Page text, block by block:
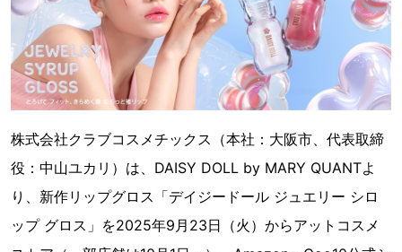
株式会社クラブコスメチックス（本社：大阪市、代表取締
役：中山ユカリ）は、DAISY DOLL by MARY QUANTよ
り、新作リップグロス「デイジードール ジュエリー シロ
ップ グロス」を2025年9月23日（火）からアットコスメ